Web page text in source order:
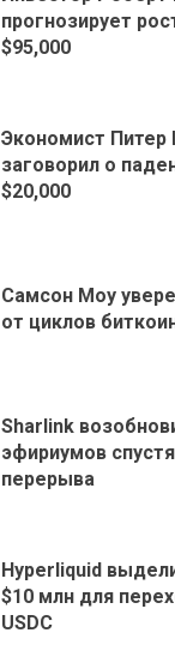
прогнозирует
$95,000
Экономист
заговорил о
$20,000
Самсон Моу
от циклов
Sharlink
эфириумов
перерыва
Hyperliquid
$10 млн для
USDC